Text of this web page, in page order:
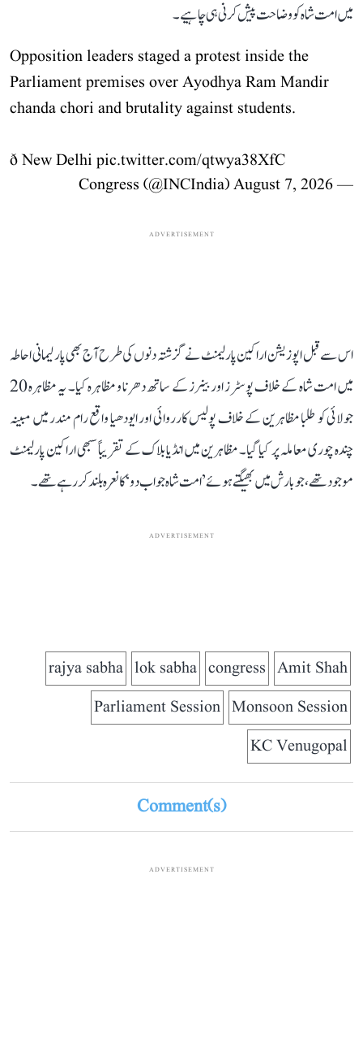
میں امت شاہ کو وضاحت پیش کرنی ہی چاہیے۔
Opposition leaders staged a protest inside the
Parliament premises over Ayodhya Ram Mandir
chanda chori and brutality against students.
ð New Delhi pic.twitter.com/qtwya38XfC
— Congress (@INCIndia)
August 7, 2026
ADVERTISEMENT
اس سے قبل اپوزیشن اراکین پارلیمنٹ نے گزشتہ دنوں کی طرح آج بھی پارلیمانی احاطہ
میں امت شاہ کے خلاف پوسٹرز اور بینرز کے ساتھ دھرنا و مظاہرہ کیا۔ یہ مظاہرہ 20
جولائی کو طلبا مظاہرین کے خلاف پولیس کارروائی اور ایودھیا واقع رام مندر میں مبینہ
چندہ چوری معاملہ پر کیا گیا۔ مظاہرین میں انڈیا بلاک کے تقریباً سبھی اراکین پارلیمنٹ
موجود تھے، جو بارش میں بھیگتے ہوئے ’امت شاہ جواب دو‘ کا نعرہ بلند کر رہے تھے۔
ADVERTISEMENT
Amit Shah
congress
lok sabha
rajya sabha
Monsoon Session
Parliament Session
KC Venugopal
Comment(s)
ADVERTISEMENT